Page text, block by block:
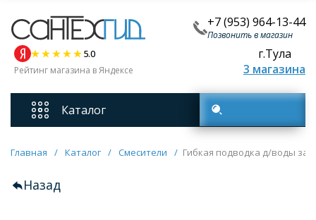
+7 (953) 964-13-44
Позвонить в магазин
5.0
Рейтинг магазина в Яндексе
г.Тула
3 магазина
Каталог
Смесители
Унитазы
Главная / Каталог / Смесители / Гибкая подводка д/воды
Назад